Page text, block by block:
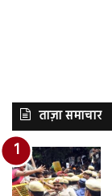
ताज़ा समाचार